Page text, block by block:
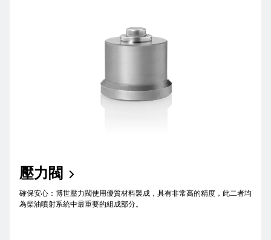
壓力閥
確保安心：博世壓力閥使用優質材料製成，具有非常高的精度，此二者均
為柴油噴射系統中最重要的組成部分。